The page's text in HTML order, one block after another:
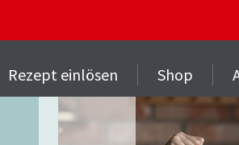
Rezept einlösen Shop